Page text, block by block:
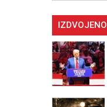
IZDVOJENO